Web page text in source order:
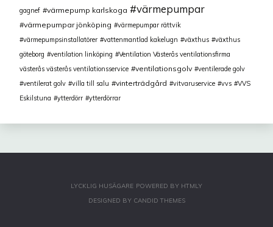
gagnef värmepump karlskoga värmepumpar
värmepumpar jönköping
värmepumpar rättvik
värmepumpsinstallatörer
vattenmantlad kakelugn växthus
växthus
göteborg
ventilation linköping
Ventilation Västerås ventilationsfirma
västerås västerås ventilationsservice
ventilationsgolv
ventilerade golv
ventilerat golv
villa till salu vinterträdgård vitvaruservice vvs
VVS
Eskilstuna
ytterdörr ytterdörrar
LYCKLIG HUSÄGARE POWERED BY HTMLY
DESIGNED BY CANDID THEMES